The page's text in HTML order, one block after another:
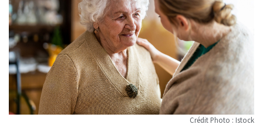
Crédit Photo : Istock